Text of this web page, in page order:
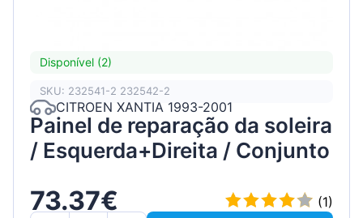
Disponível (2)
SKU: 232541-2 232542-2
CITROEN XANTIA 1993-2001
Painel de reparação da soleira
/ Esquerda+Direita / Conjunto
73.37€
(1)